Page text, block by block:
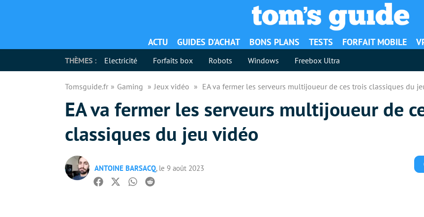
ACTU GUIDES D’ACHAT BONS PLANS TESTS FORFAIT MOBILE
THÈMES : Electricité Forfaits box Robots Windows Freebox Ultra
Tomsguide.fr Gaming Jeux vidéo EA va fermer les serveurs multijoueur de ces trois classiques du
EA va fermer les serveurs multijoueur de
classiques du jeu vidéo
ANTOINE BARSACQ, le 9 août 2023
Facebook
TwitterWhatsapp
Reddit